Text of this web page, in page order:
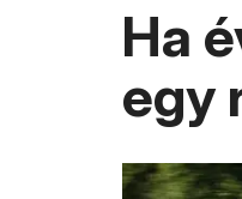
Ha
egy